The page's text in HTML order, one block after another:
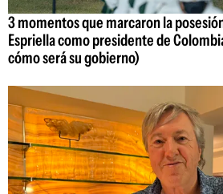
3 momentos que marcaron la
Espriella como presidente de
cómo será su gobierno)